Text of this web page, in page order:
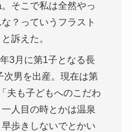
そこで私は全然やっ
？っていうフラスト
訴えた。
3月に第1子となる長
次男を出産。現在は第
夫も子どもへのこだわ
人目の時とかは温泉
歩きしないでとかい